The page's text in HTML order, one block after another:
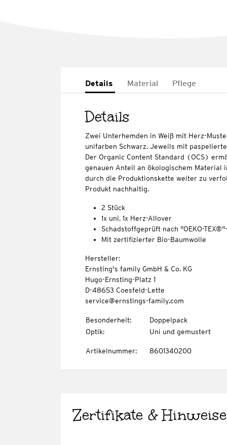
Details Material Pflege
Details
Zwei Unterhemden in Weiß mit Herz-
unifarben Schwarz. Jeweils mit
Der Organic Content Standard (OCS)
genauen Anteil an ökologischem Material
durch die Produktionskette weiter zu
Produkt nachhaltig.
2 Stück
1x uni, 1x Herz-Allover
Schadstoffgeprüft nach "OEKO-
Mit zertifizierter Bio-Baumwolle
Hersteller:
Ernsting's family GmbH & Co. KG
Hugo-Ernsting-Platz 1
D-48653 Coesfeld-Lette
service@ernstings-family.com
Besonderheit:
Doppelpack
Optik: Uni und gemustert
Artikelnummer: 8601340200
Zertifikate & Hinweise